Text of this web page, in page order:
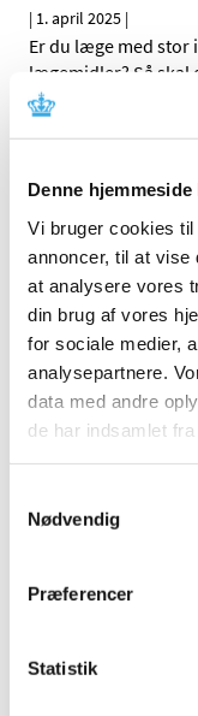
Denne
Vi bruger cookies
annoncer, til at vise
at analysere vores
din brug af vores
for sociale medier,
analysepartnere.
data med andre
de har indsamlet
Nødvendig
Præferencer
Statistik
| 1. april 2025 |
Er du læge med stor
lægemidler? Så
TID
2026 (84)
2025 (158)
december (10)
november (20)
september (23)
august (8)
maj (11)
2024 (224)